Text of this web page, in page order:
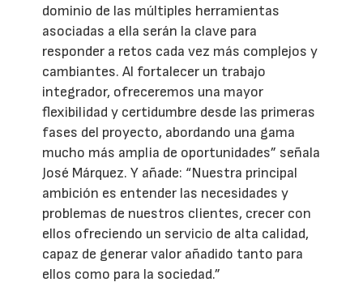
dominio de las múltiples herramientas
asociadas a ella serán la clave para
responder a retos cada vez más complejos y
cambiantes. Al fortalecer un trabajo
integrador, ofreceremos una mayor
flexibilidad y certidumbre desde las primeras
fases del proyecto, abordando una gama
mucho más amplia de oportunidades” señala
José Márquez. Y añade: “Nuestra principal
ambición es entender las necesidades y
problemas de nuestros clientes, crecer con
ellos ofreciendo un servicio de alta calidad,
capaz de generar valor añadido tanto para
ellos como para la sociedad.”